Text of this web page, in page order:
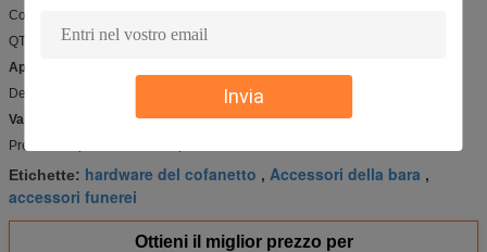
Invia
Colore: Dorato
QTY DI MIN: 1000PCS
Applicazioni:
Decorazione di legno della bara
Vantaggio competitivo:
Prezzo competitivo e di alta qualità
Etichette: hardware del cofanetto , Accessori della bara ,
accessori funerei
Ottieni il miglior prezzo per